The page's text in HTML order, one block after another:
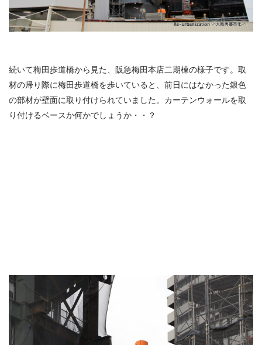
続いて梅田歩道橋から見た、阪急梅田本店二期棟の様子です。取
材の帰り際に梅田歩道橋を歩いていると、前日にはなかった銀色
の部材が壁面に取り付けられていました。カーテンウォールを取
り付けるベースか何かでしょうか・・？